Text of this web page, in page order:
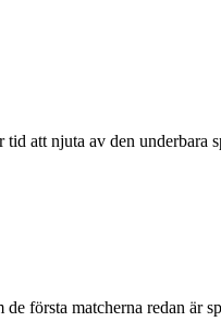
att njuta av den underbara
första matcherna redan är